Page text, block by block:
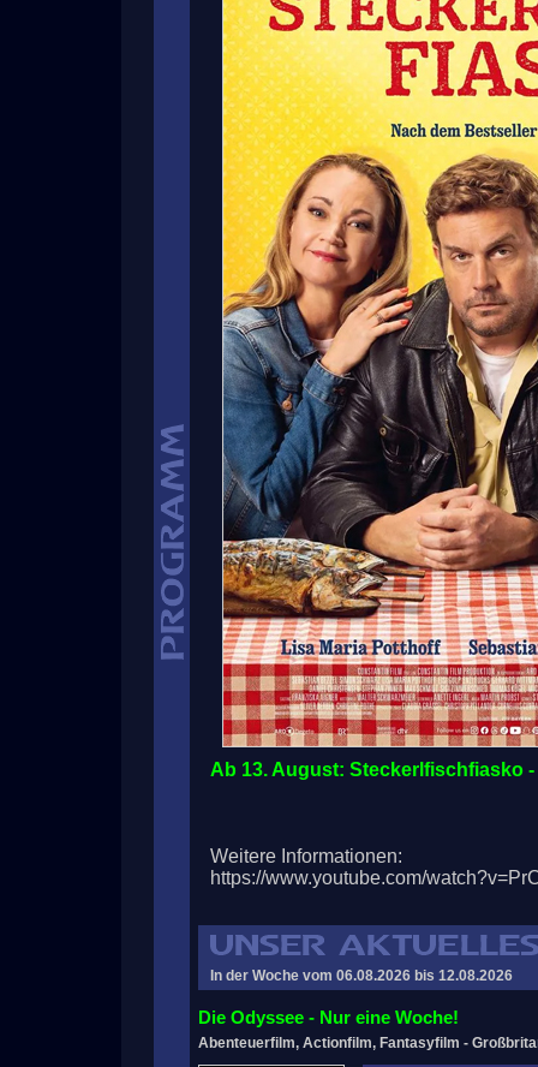
Ab 13. August: Steckerlfischfiasko
Weitere Informationen:
https://www.youtube.com/
In der Woche vom 06.08.2026 bis 12.08.2026
Die Odyssee - Nur eine Woche!
Abenteuerfilm, Actionfilm, Fantasyfilm -